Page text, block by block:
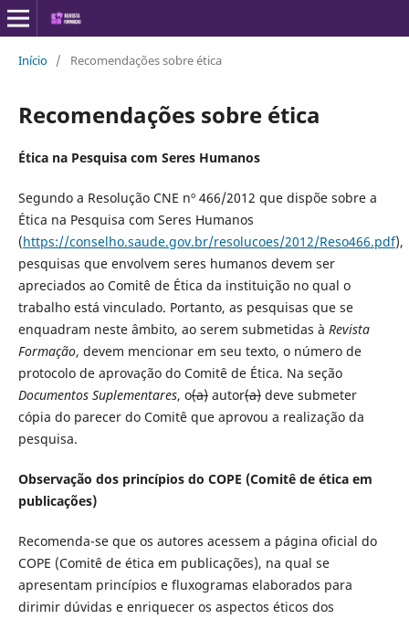
Início / Recomendações sobre ética
Recomendações sobre ética
Ética na Pesquisa com Seres Humanos
Segundo a Resolução CNE nº 466/2012 que dispõe sobre a
Ética na Pesquisa com Seres Humanos
(https://conselho.saude.gov.br/resolucoes/2012/Reso466.pdf),
pesquisas que envolvem seres humanos devem ser
apreciados ao Comitê de Ética da instituição no qual o
trabalho está vinculado. Portanto, as pesquisas que se
enquadram neste âmbito, ao serem submetidas à Revista
Formação, devem mencionar em seu texto, o número de
protocolo de aprovação do Comitê de Ética. Na seção
Documentos Suplementares, o(a)autor(a)deve submeter
cópia do parecer do Comitê que aprovou a realização da
pesquisa.
Observação dos princípios do COPE (Comitê de ética em
publicações)
Recomenda-se que os autores acessem a página oficial do
COPE (Comitê de ética em publicações), na qual se
apresentam princípios e fluxogramas elaborados para
dirimir dúvidas e enriquecer os aspectos éticos dos